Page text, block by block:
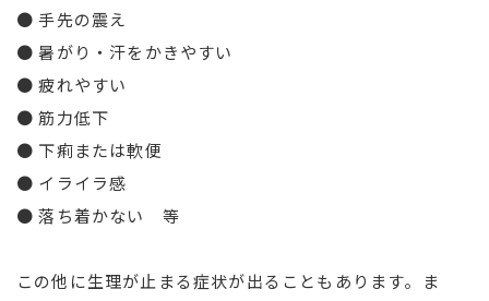
● 手先の震え
● 暑がり・汗をかきやすい
● 疲れやすい
● 筋力低下
● 下痢または軟便
● イライラ感
● 落ち着かない 等
この他に生理が止まる症状が出ることもあります。ま